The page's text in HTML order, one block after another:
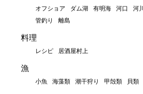
オフショア ダム湖 有明海 河口 河川
管釣り
離島
料理
レシピ 居酒屋村上
漁
小魚 海藻類 潮干狩り 甲殻類 貝類